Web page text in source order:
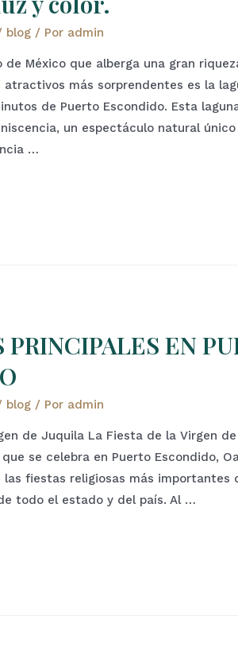
blog / Por admin
de México que alberga una gran
atractivos más sorprendentes es la
de Puerto Escondido. Esta
un espectáculo natural único
…
PRINCIPALES EN
blog / Por admin
de Juquila La Fiesta de la Virgen
se celebra en Puerto Escondido,
las fiestas religiosas más importantes
todo el estado y del país. Al …